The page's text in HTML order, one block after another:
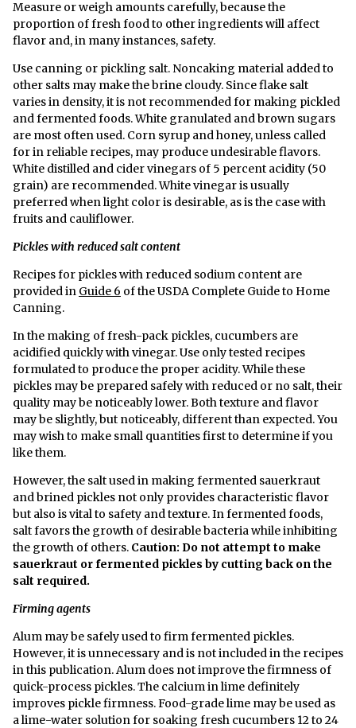
Measure or weigh amounts carefully, because the
proportion of fresh food to other ingredients will affect
flavor and, in many instances, safety.
Use canning or pickling salt. Noncaking material added to
other salts may make the brine cloudy. Since flake salt
varies in density, it is not recommended for making pickled
and fermented foods. White granulated and brown sugars
are most often used. Corn syrup and honey, unless called
for in reliable recipes, may produce undesirable flavors.
White distilled and cider vinegars of 5 percent acidity (50
grain) are recommended. White vinegar is usually
preferred when light color is desirable, as is the case with
fruits and cauliflower.
Pickles with reduced salt content
Recipes for pickles with reduced sodium content are
provided in Guide 6 of the USDA Complete Guide to Home
Canning.
In the making of fresh-pack pickles, cucumbers are
acidified quickly with vinegar. Use only tested recipes
formulated to produce the proper acidity. While these
pickles may be prepared safely with reduced or no salt, their
quality may be noticeably lower. Both texture and flavor
may be slightly, but noticeably, different than expected. You
may wish to make small quantities first to determine if you
like them.
However, the salt used in making fermented sauerkraut
and brined pickles not only provides characteristic flavor
but also is vital to safety and texture. In fermented foods,
salt favors the growth of desirable bacteria while inhibiting
the growth of others. Caution: Do not attempt to make
sauerkraut or fermented pickles by cutting back on the
salt required.
Firming agents
Alum may be safely used to firm fermented pickles.
However, it is unnecessary and is not included in the recipes
in this publication. Alum does not improve the firmness of
quick-process pickles. The calcium in lime definitely
improves pickle firmness. Food-grade lime may be used as
a lime-water solution for soaking fresh cucumbers 12 to 24